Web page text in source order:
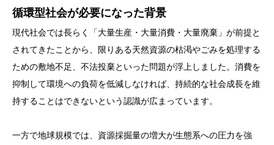
循環型社会が必要になった背景
現代社会では長らく「大量生産・大量消費・大量廃棄」が前提と
されてきたことから、限りある天然資源の枯渇やごみを処理する
ための敷地不足、不法投棄といった問題が浮上しました。消費を
抑制して環境への負荷を低減しなければ、持続的な社会成長を維
持することはできないという認識が広まっています。
一方で地球規模では、資源採掘量の増大が生態系への圧力を強